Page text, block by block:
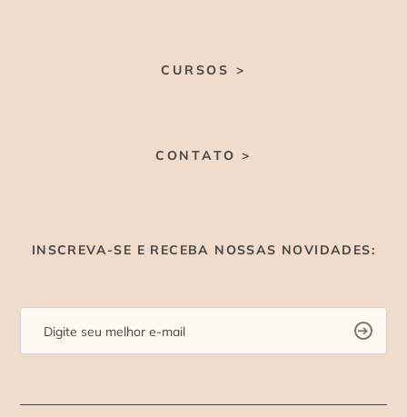
CURSOS >
CONTATO >
INSCREVA-SE E RECEBA NOSSAS NOVIDADES: